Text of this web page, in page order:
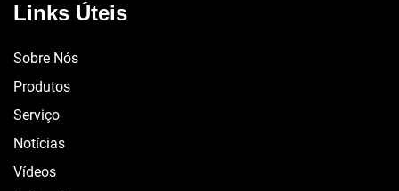
Links Úteis
Sobre Nós
Produtos
Serviço
Notícias
Vídeos